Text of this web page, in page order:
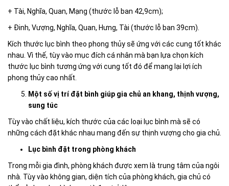
+ Tài, Nghĩa, Quan, Mạng (thước lỗ ban 42,9cm);
+ Đinh, Vượng, Nghĩa, Quan, Hưng, Tài (thước lỗ ban 39cm).
Kích thước lục bình theo phong thủy sẽ ứng với các cung tốt khác
nhau. Vì thế, tùy vào mục đích cá nhân mà bạn lựa chọn kích
thước lục bình tương ứng với cung tốt đó để mang lại lợi ích
phong thủy cao nhất.
Một số vị trí đặt bình giúp gia chủ an khang, thịnh vượng,
sung túc
Tùy vào chất liệu, kích thước của các loại lục bình mà sẽ có
những cách đặt khác nhau mang đến sự thịnh vượng cho gia chủ.
Lục bình đặt trong phòng khách
Trong mỗi gia đình, phòng khách được xem là trung tâm của ngôi
nhà. Tùy vào không gian, diện tích của phòng khách, gia chủ có